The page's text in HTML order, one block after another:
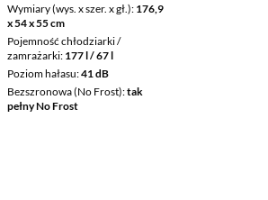
Wymiary (wys. x szer. x gł.) 176,9
x 54 x 55 cm
Pojemność chłodziarki /
zamrażarki 177 l / 67 l
Poziom hałasu 41 dB
Bezszronowa (No Frost) tak
pełny No Frost